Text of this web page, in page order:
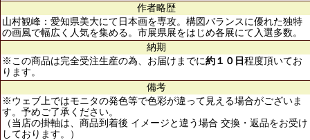
作者略歴
山村観峰：愛知県美大にて日本画を専攻。構図バランスに優れた独特
の画風で幅広く人気を集める。市展県展をはじめ各展にて入選多数。
納期
※この商品は完全受注生産の為、お届けまでに約１０日 程度頂いてお
ります。
備考
※ウェブ上ではモニタの発色等で色彩が違って見える場合がございま
す。予めご了承ください。
（当店の掛軸は、商品到着後 イメージと違う場合 交換・返品をお受け
しております。）